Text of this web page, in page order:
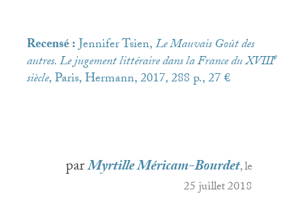
Recensé :Jennifer Tsien,Le Mauvais Goût des
autres. Le jugement littéraire dans la France duXVIIIe
siècle, Paris, Hermann, 2017, 288 p., 27 €
parMyrtille Méricam-Bourdet, le
25 juillet 2018